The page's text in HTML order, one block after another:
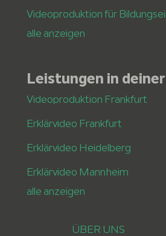
Videoproduktion für
alle anzeigen
Leistungen in
Videoproduktion Frankfurt
Erklärvideo Frankfurt
Erklärvideo Heidelberg
Erklärvideo Mannheim
alle anzeigen
ÜBER UNS